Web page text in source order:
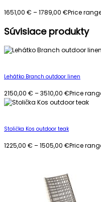
1651,00 € –1789,00 €Price
Súvisiace produkty
Lehátko Branch outdoor linen
2150,00 € –3510,00 €Price
Stolička Kos outdoor teak
1225,00 € –1505,00 €Price